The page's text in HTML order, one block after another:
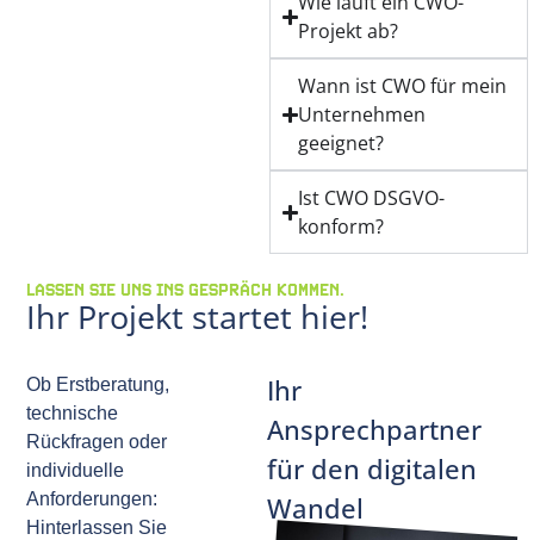
Projekt ab?
Wann ist CWO für mein
Unternehmen
geeignet?
Ist CWO DSGVO-
konform?
LASSEN SIE UNS INS GESPRÄCH KOMMEN.
Ihr Projekt startet hier!
Ob Erstberatung,
technische
Rückfragen oder
individuelle
Anforderungen:
Hinterlassen Sie
Ihr
Ansprechpartner
für den digitalen
Wandel